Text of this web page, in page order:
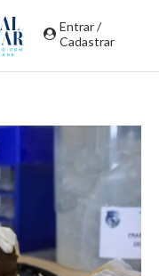
Entrar /
Cadastrar